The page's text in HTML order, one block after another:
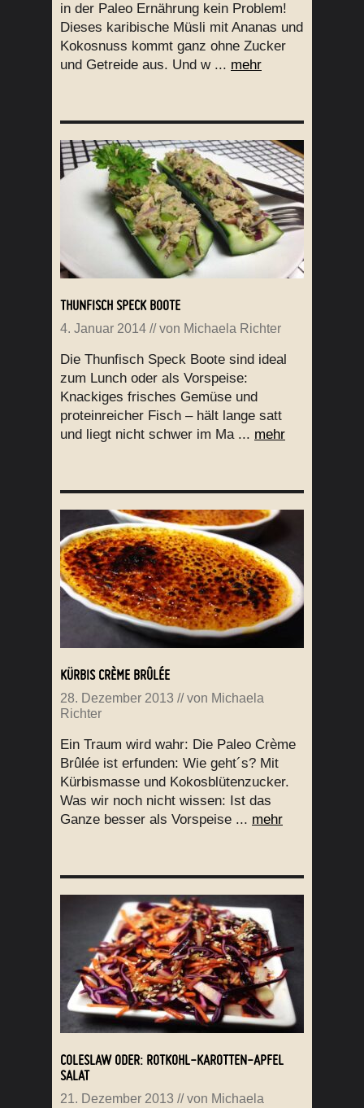
in der Paleo Ernährung kein Problem!
Dieses karibische Müsli mit Ananas und
Kokosnuss kommt ganz ohne Zucker
und Getreide aus. Und w ... mehr
THUNFISCH SPECK BOOTE
4. Januar 2014 // von Michaela Richter
Die Thunfisch Speck Boote sind ideal
zum Lunch oder als Vorspeise:
Knackiges frisches Gemüse und
proteinreicher Fisch – hält lange satt
und liegt nicht schwer im Ma ... mehr
KÜRBIS CRÈME BRÛLÉE
28. Dezember 2013 // von Michaela
Richter
Ein Traum wird wahr: Die Paleo Crème
Brûlée ist erfunden: Wie geht´s? Mit
Kürbismasse und Kokosblütenzucker.
Was wir noch nicht wissen: Ist das
Ganze besser als Vorspeise ... mehr
COLESLAW ODER: ROTKOHL-KAROTTEN-APFEL
SALAT
21. Dezember 2013 // von Michaela